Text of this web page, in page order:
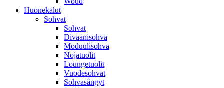
Huonekalut
Sohvat
Sohvat
Divaanisohva
Moduulisohva
Nojatuolit
Loungetuolit
Vuodesohvat
Sohvasängyt